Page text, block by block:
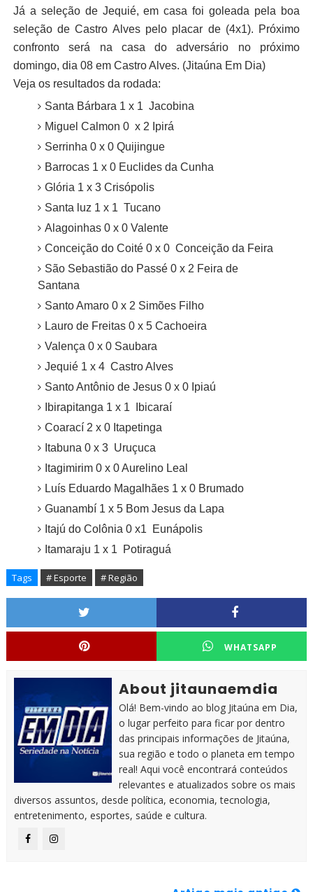
Já a seleção de Jequié, em casa foi goleada pela boa
seleção de Castro Alves pelo placar de (4x1). Próximo
confronto será na casa do adversário no próximo
domingo, dia 08 em Castro Alves. (Jitaúna Em Dia)
Veja os resultados da rodada:
Santa Bárbara 1 x 1 Jacobina
Miguel Calmon 0 x 2 Ipirá
Serrinha 0 x 0 Quijingue
Barrocas 1 x 0 Euclides da Cunha
Glória 1 x 3 Crisópolis
Santa luz 1 x 1 Tucano
Alagoinhas 0 x 0 Valente
Conceição do Coité 0 x 0 Conceição da Feira
São Sebastião do Passé 0 x 2 Feira de
Santana
Santo Amaro 0 x 2 Simões Filho
Lauro de Freitas 0 x 5 Cachoeira
Valença 0 x 0 Saubara
Jequié 1 x 4 Castro Alves
Santo Antônio de Jesus 0 x 0 Ipiaú
Ibirapitanga 1 x 1 Ibicaraí
Coarací 2 x 0 Itapetinga
Itabuna 0 x 3 Uruçuca
Itagimirim 0 x 0 Aurelino Leal
Luís Eduardo Magalhães 1 x 0 Brumado
Guanambí 1 x 5 Bom Jesus da Lapa
Itajú do Colônia 0 x1 Eunápolis
Itamaraju 1 x 1 Potiraguá
Tags # Esporte # Região
WHATSAPP
About jitaunaemdia
Olá! Bem-vindo ao blog Jitaúna em Dia,
o lugar perfeito para ficar por dentro
das principais informações de Jitaúna,
sua região e todo o planeta em tempo
real! Aqui você encontrará conteúdos
relevantes e atualizados sobre os mais
diversos assuntos, desde política, economia, tecnologia,
entretenimento, esportes, saúde e cultura.